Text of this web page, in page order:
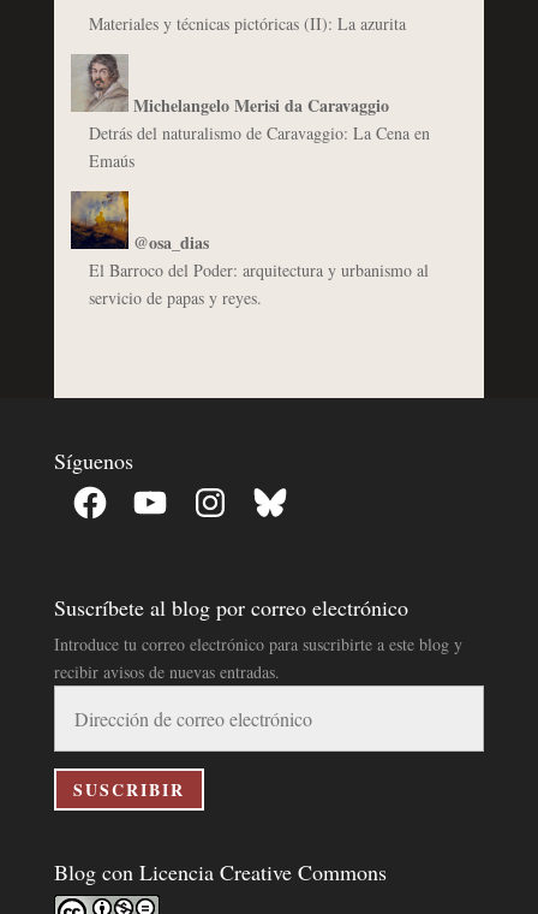
Materiales y técnicas pictóricas (II): La azurita
Michelangelo Merisi da Caravaggio
Detrás del naturalismo de Caravaggio: La Cena en
Emaús
@osa_dias
El Barroco del Poder: arquitectura y urbanismo al
servicio de papas y reyes.
Síguenos
Facebook YouTube InstagramBluesky
Suscríbete al blog por correo electrónico
Introduce tu correo electrónico para suscribirte a este blog y
recibir avisos de nuevas entradas.
correo
electrónico
SUSCRIBIR
Blog con Licencia Creative Commons